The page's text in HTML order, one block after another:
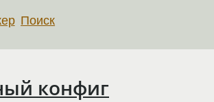
Поиск
конфиг